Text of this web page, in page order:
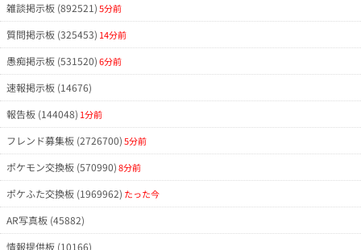
雑談掲示板 (892521)5分前
質問掲示板 (325453) 14分前
愚痴掲示板 (531520)6分前
速報掲示板 (14676)
報告板 (144048) 1分前
フレンド募集板 (2726700)5分前
ポケモン交換板 (570990)8分前
ポケふた交換板 (1969962) たった今
AR写真板 (45882)
情報提供板 (10166)